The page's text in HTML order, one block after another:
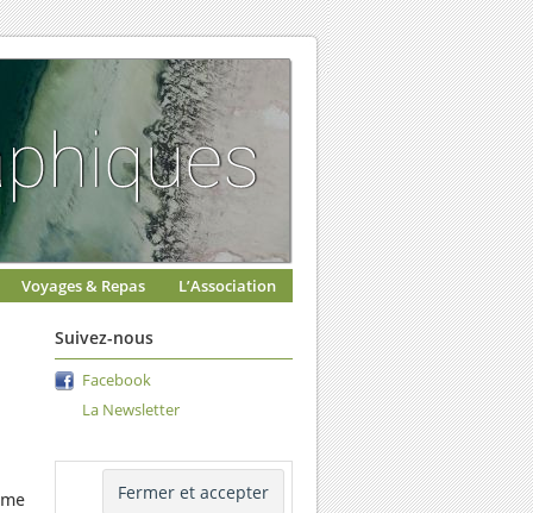
Voyages & Repas L’Association
Suivez-nous
Facebook
La Newsletter